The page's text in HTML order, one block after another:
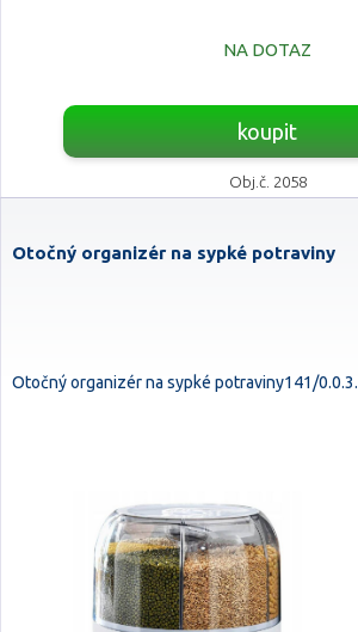
NA DOTAZ
koupit
Obj.č. 2058
Otočný organizér na sypké potraviny
Otočný organizér na sypké potraviny141/0.0.3.